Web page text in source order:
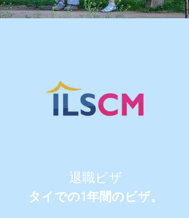
退職ビザ
タイでの1年間のビザ。